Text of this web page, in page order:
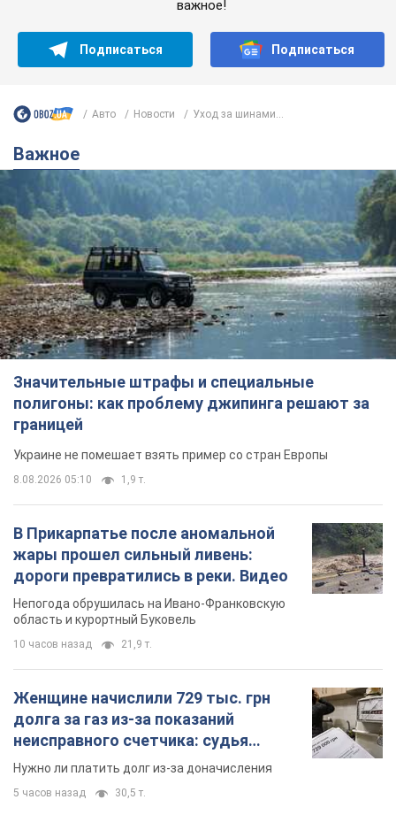
важное!
Подписаться Подписаться
Авто Новости Уход за шинами...
Важное
Значительные штрафы и специальные
полигоны: как проблему джипинга решают за
границей
Украине не помешает взять пример со стран Европы
8.08.2026 05:10 1,9 т.
В Прикарпатье после аномальной
жары прошел сильный ливень:
дороги превратились в реки. Видео
Непогода обрушилась на Ивано-Франковскую
область и курортный Буковель
10 часов назад 21,9 т.
Женщине начислили 729 тыс. грн
долга за газ из-за показаний
неисправного счетчика: судья
вынес неожиданное решение
Нужно ли платить долг из-за доначисления
5 часов назад 30,5 т.